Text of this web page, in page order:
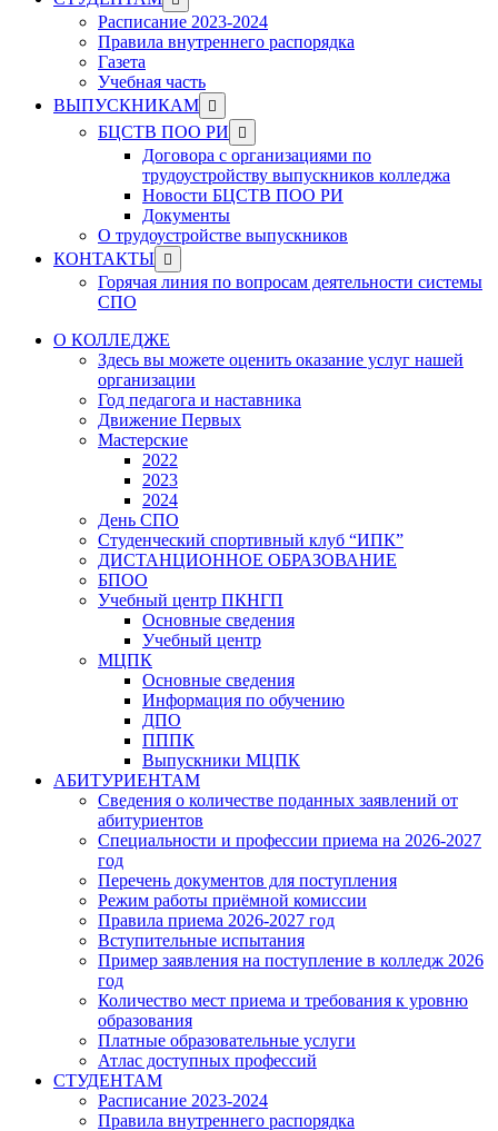
sub
menu
Расписание 2023-2024
Правила внутреннего распорядка
Газета
Учебная часть
ВЫПУСКНИКАМ Show
sub
menu
БЦСТВ ПОО РИ
Show
sub
menu
Договора с организациями по
трудоустройству выпускников колледжа
Новости БЦСТВ ПОО РИ
Документы
О трудоустройстве выпускников
КОНТАКТЫ Show
sub
menu
Горячая линия по вопросам деятельности системы
СПО
О КОЛЛЕДЖЕ
Здесь вы можете оценить оказание услуг нашей
организации
Год педагога и наставника
Движение Первых
Мастерские
2022
2023
2024
День СПО
Студенческий спортивный клуб “ИПК”
ДИСТАНЦИОННОЕ ОБРАЗОВАНИЕ
БПОО
Учебный центр ПКНГП
Основные сведения
Учебный центр
МЦПК
Основные сведения
Информация по обучению
ДПО
ПППК
Выпускники МЦПК
АБИТУРИЕНТАМ
Сведения о количестве поданных заявлений от
абитуриентов
Специальности и профессии приема на 2026-2027
год
Перечень документов для поступления
Режим работы приёмной комиссии
Правила приема 2026-2027 год
Вступительные испытания
Пример заявления на поступление в колледж 2026
год
Количество мест приема и требования к уровню
образования
Платные образовательные услуги
Атлас доступных профессий
СТУДЕНТАМ
Расписание 2023-2024
Правила внутреннего распорядка